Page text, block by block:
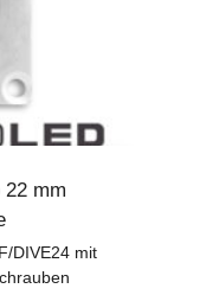
22 mm
DIVE24 mit